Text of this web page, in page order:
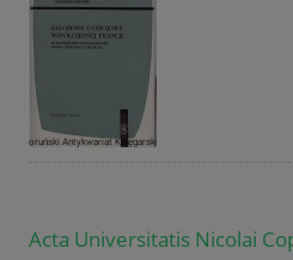
Acta Universitatis Nicolai